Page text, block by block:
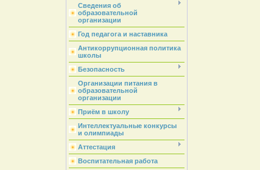
Сведения об
образовательной
организации
Год педагога и наставника
Антикоррупционная политика
школы
Безопасность
Организации питания в
образовательной
организации
Приём в школу
Интеллектуальные конкурсы
и олимпиады
Аттестация
Воспитательная работа